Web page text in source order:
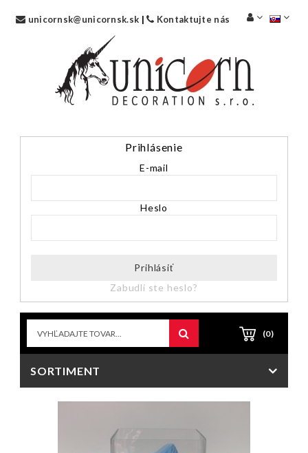
unicornsk@unicornsk.sk | Kontaktujte nás
Prihlásenie
E-mail
Heslo
Prihlásiť
Zabudli ste heslo?
(0)
SORTIMENT